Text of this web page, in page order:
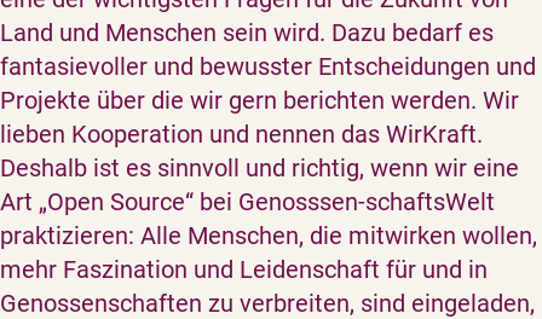
Land und Menschen sein wird. Dazu bedarf es
fantasievoller und bewusster Entscheidungen und
Projekte über die wir gern berichten werden. Wir
lieben Kooperation und nennen das WirKraft.
Deshalb ist es sinnvoll und richtig, wenn wir eine
Art „Open Source“ bei Genosssen-schaftsWelt
praktizieren: Alle Menschen, die mitwirken wollen,
mehr Faszination und Leidenschaft für und in
Genossenschaften zu verbreiten, sind eingeladen,